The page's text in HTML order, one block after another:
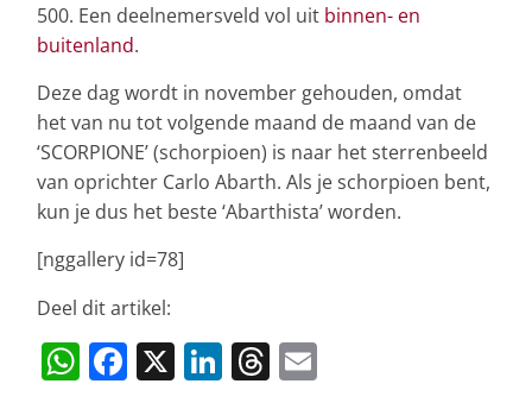
500. Een deelnemersveld vol uit binnen- en
buitenland.
Deze dag wordt in november gehouden, omdat
het van nu tot volgende maand de maand van de
‘SCORPIONE’ (schorpioen) is naar het sterrenbeeld
van oprichter Carlo Abarth. Als je schorpioen bent,
kun je dus het beste ‘Abarthista’ worden.
[nggallery id=78]
Deel dit artikel:
W F X Li T